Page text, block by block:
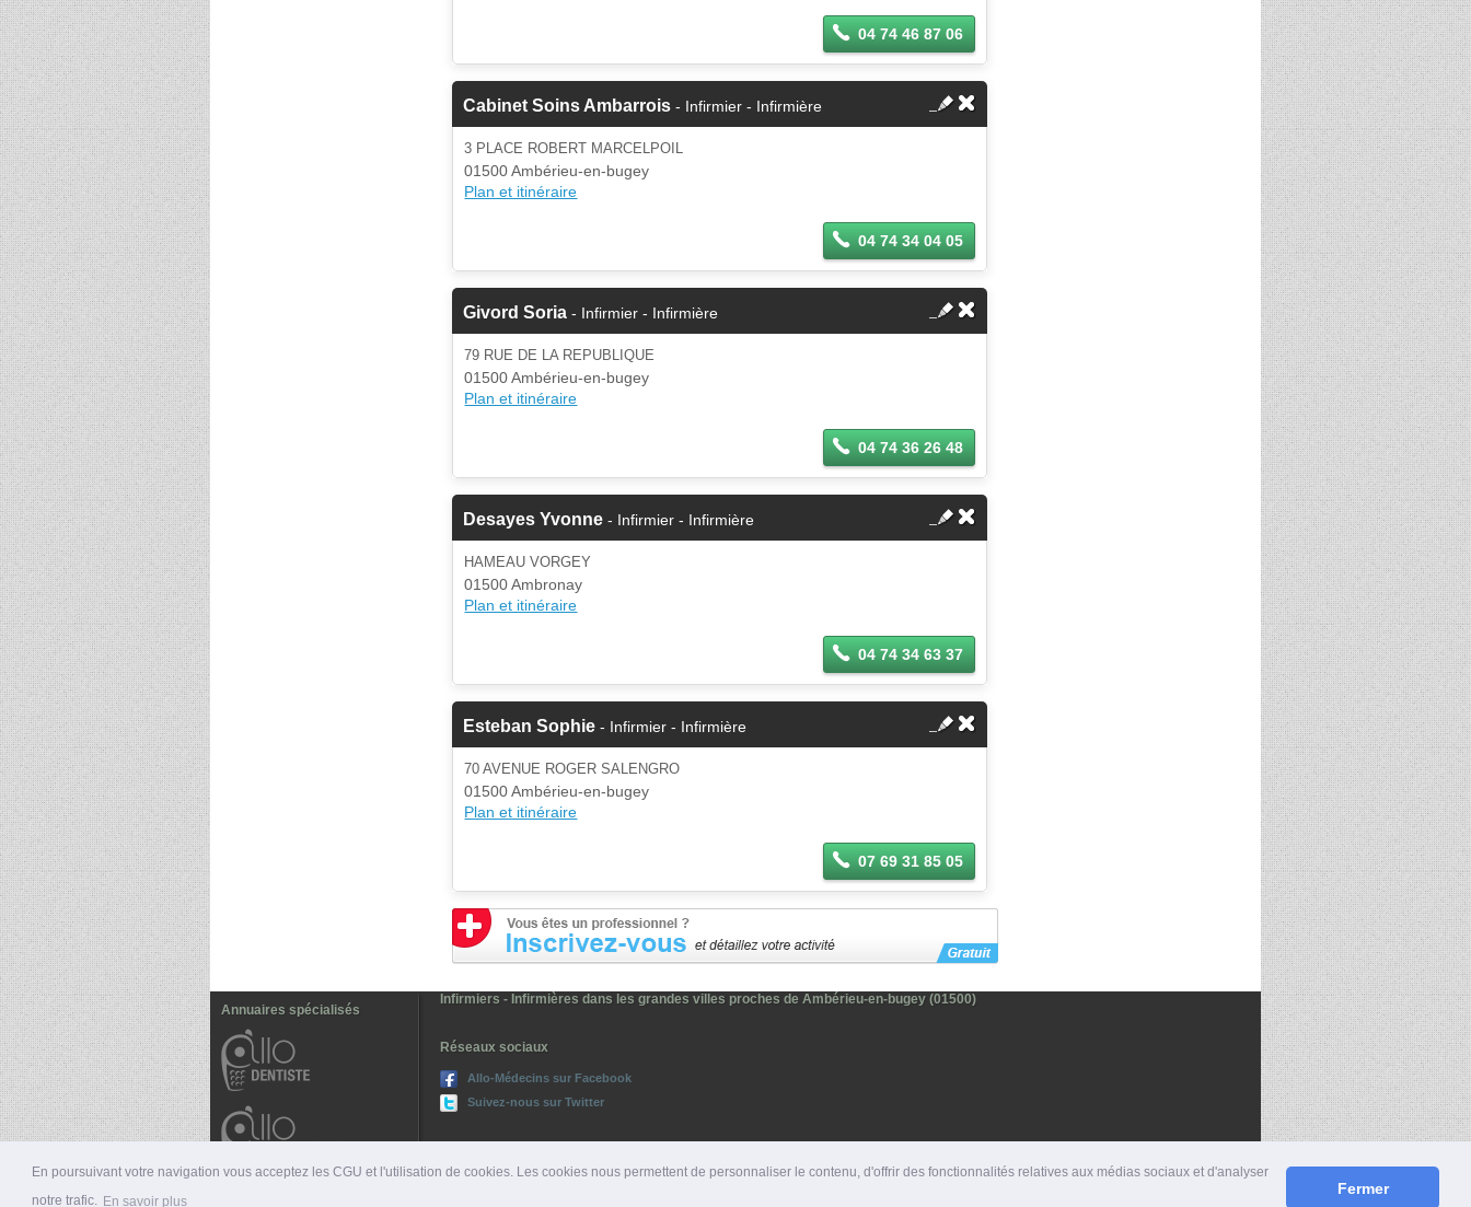
En poursuivant votre navigation vous acceptez les CGU et l'utilisation de cookies. Les cookies nous permettent de personnaliser le contenu, d'offrir des fonctionnalités relatives aux médias sociaux et d'analyser
notre trafic. En savoir plus
Fermer
04 74 46 87 06
Cabinet Soins Ambarrois - Infirmier - Infirmière
3 PLACE ROBERT MARCELPOIL
01500 Ambérieu-en-bugey
Plan et itinéraire
04 74 34 04 05
Givord Soria - Infirmier - Infirmière
79 RUE DE LA REPUBLIQUE
01500 Ambérieu-en-bugey
Plan et itinéraire
04 74 36 26 48
Desayes Yvonne - Infirmier - Infirmière
HAMEAU VORGEY
01500 Ambronay
Plan et itinéraire
04 74 34 63 37
Esteban Sophie - Infirmier - Infirmière
70 AVENUE ROGER SALENGRO
01500 Ambérieu-en-bugey
Plan et itinéraire
07 69 31 85 05
Annuaires spécialisés
Infirmiers - Infirmières dans les grandes villes proches de Ambérieu-en-bugey (01500)
Réseaux sociaux
Allo-Médecins sur Facebook
Suivez-nous sur Twitter